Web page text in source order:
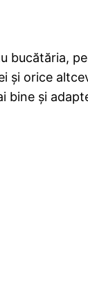
bucătăria,
și orice
și